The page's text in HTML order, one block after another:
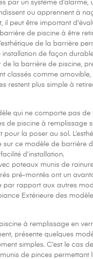
par un système d’alarme,
ou apprennent à
il peut être important
de piscine à être
de la barrière
installation de façon
de la barrière de piscine,
classés comme amovible,
restent plus simple à
qui ne comporte pas de
de piscine à remplissage
pour la poser au sol.
sur ce modèle de barrière
d’installation.
poteaux munis de
pré-montés ont un
par rapport aux autres
Extérieure des
à remplissage en
présente quelques
simples. C’est le cas
de pinces permettant